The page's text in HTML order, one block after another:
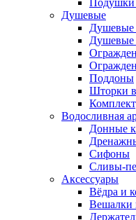
Подушки
Душевые
Душевые
Душевые
Поддоны
Шторки
Водосливная
Донные
Сифоны
Сливы-
Аксессуары
Вёдра и
Вешалки